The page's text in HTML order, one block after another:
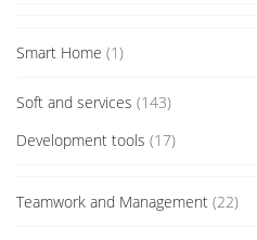
Smart Home (1)
Soft and services (143)
Development tools (17)
Teamwork and Management (22)